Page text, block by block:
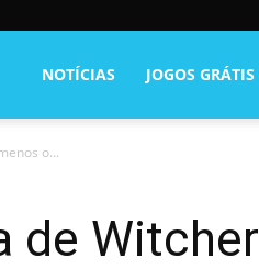
NOTÍCIAS JOGOS GRÁTIS
o...
de